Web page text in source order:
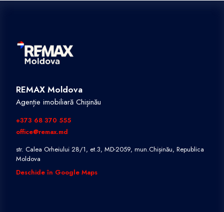
REMAX Moldova
Agenție imobiliară Chișinău
+373 68 370 555
office@remax.md
str. Calea Orheiului 28/1, et.3, MD-2059, mun.Chișinău, Republica
Moldova
Deschide în Google Maps